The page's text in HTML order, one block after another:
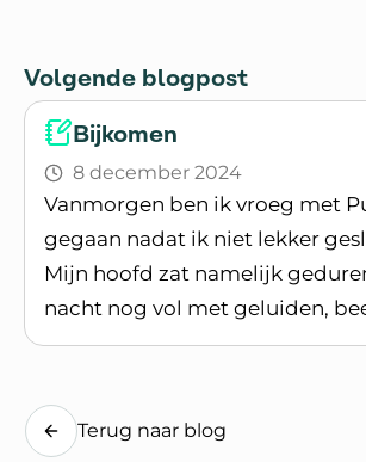
Volgende blogpost
Bijkomen
8 december 2024
Vanmorgen ben ik vroeg met
gegaan nadat ik niet lekker
Mijn hoofd zat namelijk
nacht nog vol met geluiden,
Lees blogpost
Terug naar blog